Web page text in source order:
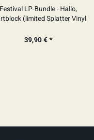
Festival LP-Bundle - Hallo,
(limited Splatter Vinyl
SIGNIERT
39,90 € *